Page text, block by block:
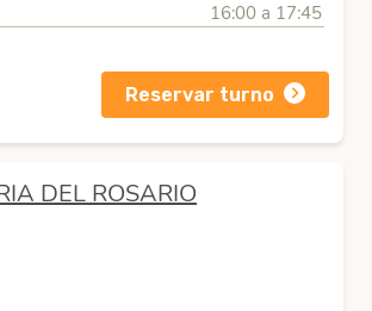
16:00 a 17:45
Reservar turno
DEL ROSARIO